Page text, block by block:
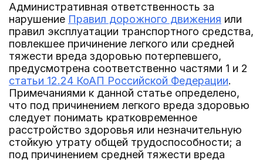
Административная ответственность за
нарушение Правил дорожного движения или
правил эксплуатации транспортного средства,
повлекшее причинение легкого или средней
тяжести вреда здоровью потерпевшего,
предусмотрена соответственно частями 1 и 2
статьи 12.24 КоАП Российской Федерации.
Примечаниями к данной статье определено,
что под причинением легкого вреда здоровью
следует понимать кратковременное
расстройство здоровья или незначительную
стойкую утрату общей трудоспособности; а
под причинением средней тяжести вреда